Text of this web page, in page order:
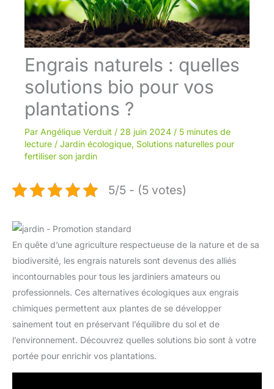
Engrais naturels : quelles
solutions bio pour vos
plantations ?
Par Angélique Verduit / 28 juin 2024 / 5 minutes de
lecture / Jardin écologique, Solutions naturelles pour
fertiliser son jardin
5/5 - (5 votes)
En quête d’une agriculture respectueuse de la nature et de sa
biodiversité, les engrais naturels sont devenus des alliés
incontournables pour tous les jardiniers amateurs ou
professionnels. Ces alternatives écologiques aux engrais
chimiques permettent aux plantes de se développer
sainement tout en préservant l’équilibre du sol et de
l’environnement. Découvrez quelles solutions bio sont à votre
portée pour enrichir vos plantations.